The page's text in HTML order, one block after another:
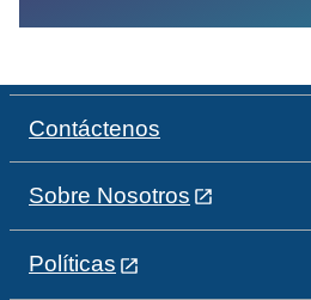
Contáctenos
Sobre Nosotros
Políticas